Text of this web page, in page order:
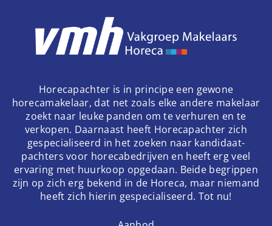
Horecapachter is in principe een gewone
horecamakelaar, dat net zoals elke andere makelaar
zoekt naar leuke panden om te verhuren en te
verkopen. Daarnaast heeft Horecapachter zich
gespecialiseerd in het zoeken naar kandidaat-
pachters voor horecabedrijven en heeft erg veel
ervaring met huurkoop opgedaan. Beide begrippen
zijn op zich erg bekend in de Horeca, maar niemand
heeft zich hierin gespecialiseerd. Tot nu!